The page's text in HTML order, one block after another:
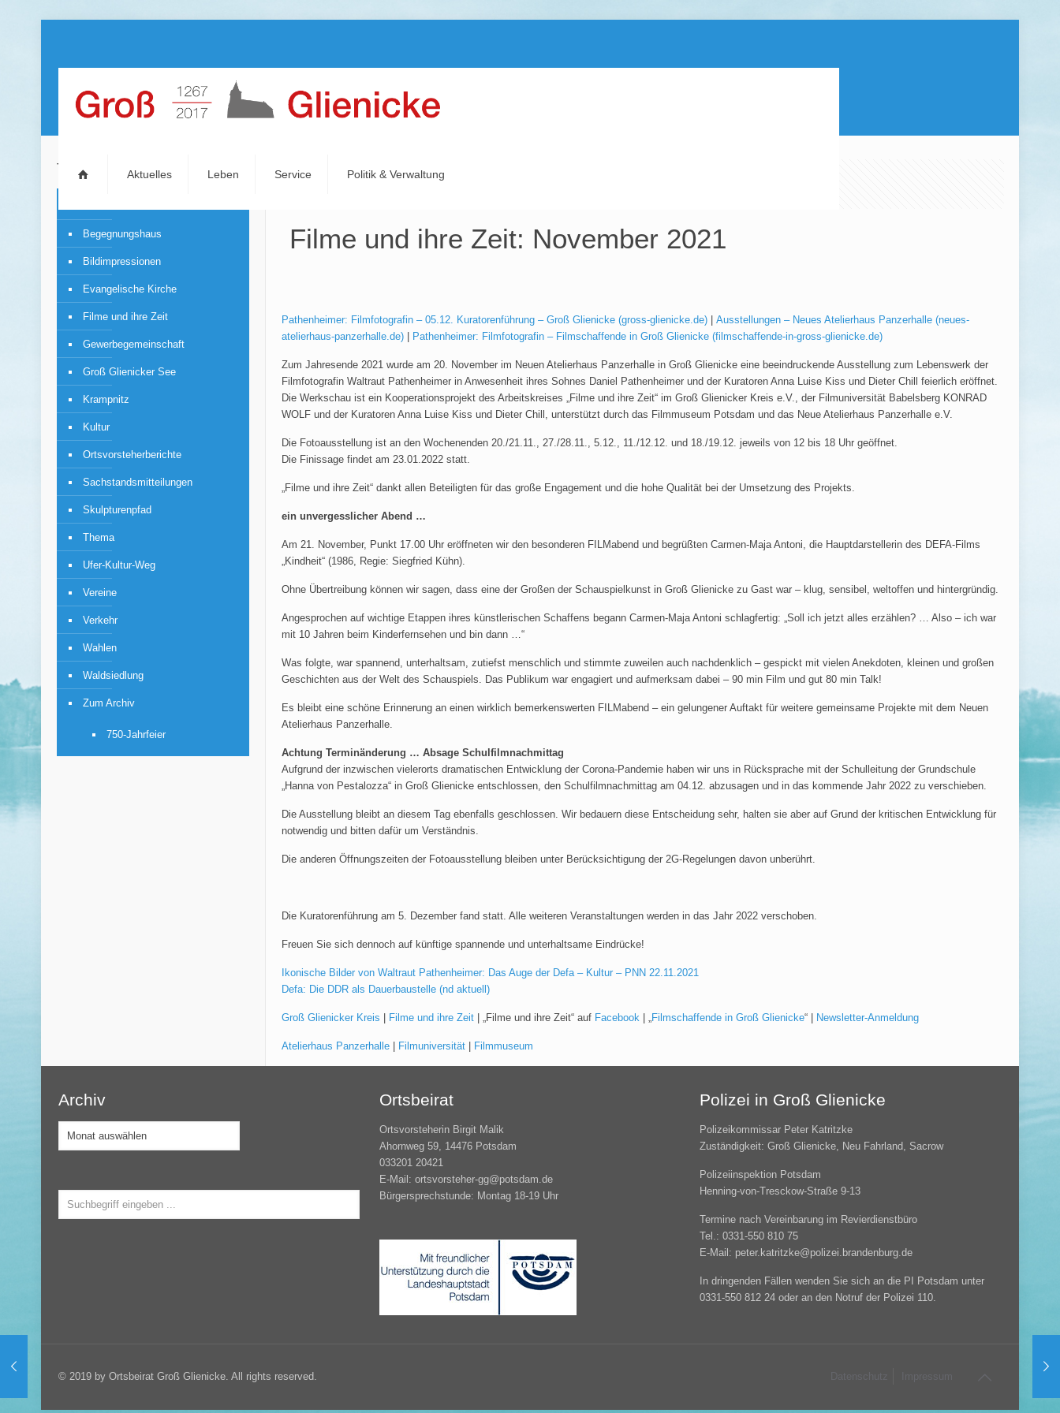
Aktuelles Leben Service Politik & Verwaltung
Filme und ihre Zeit: November 2021
Pathenheimer: Filmfotografin – 05.12. Kuratorenführung – Groß Glienicke (gross-glienicke.de)| Ausstellungen – Neues Atelierhaus Panzerhalle (neues-
atelierhaus-panzerhalle.de)| Pathenheimer: Filmfotografin – Filmschaffende in Groß Glienicke (filmschaffende-in-gross-glienicke.de)
Zum Jahresende 2021 wurde am 20. November im Neuen Atelierhaus Panzerhalle in Groß Glienicke eine beeindruckende Ausstellung zum Lebenswerk der
Filmfotografin Waltraut Pathenheimer in Anwesenheit ihres Sohnes Daniel Pathenheimer und der Kuratoren Anna Luise Kiss und Dieter Chill feierlich eröffnet.
Die Werkschau ist ein Kooperationsprojekt des Arbeitskreises „Filme und ihre Zeit“ im Groß Glienicker Kreis e.V., der Filmuniversität Babelsberg KONRAD
WOLF und der Kuratoren Anna Luise Kiss und Dieter Chill, unterstützt durch das Filmmuseum Potsdam und das Neue Atelierhaus Panzerhalle e.V.
Die Fotoausstellung ist an den Wochenenden 20./21.11., 27./28.11., 5.12., 11./12.12. und 18./19.12. jeweils von 12 bis 18 Uhr geöffnet.
Die Finissage findet am 23.01.2022 statt.
„Filme und ihre Zeit“ dankt allen Beteiligten für das große Engagement und die hohe Qualität bei der Umsetzung des Projekts.
ein unvergesslicher Abend …
Am 21. November, Punkt 17.00 Uhr eröffneten wir den besonderen FILMabend und begrüßten Carmen-Maja Antoni, die Hauptdarstellerin des DEFA-Films
„Kindheit“ (1986, Regie: Siegfried Kühn).
Ohne Übertreibung können wir sagen, dass eine der Großen der Schauspielkunst in Groß Glienicke zu Gast war – klug, sensibel, weltoffen und hintergründig.
Angesprochen auf wichtige Etappen ihres künstlerischen Schaffens begann Carmen-Maja Antoni schlagfertig: „Soll ich jetzt alles erzählen? … Also – ich war
mit 10 Jahren beim Kinderfernsehen und bin dann …“
Was folgte, war spannend, unterhaltsam, zutiefst menschlich und stimmte zuweilen auch nachdenklich – gespickt mit vielen Anekdoten, kleinen und großen
Geschichten aus der Welt des Schauspiels. Das Publikum war engagiert und aufmerksam dabei – 90 min Film und gut 80 min Talk!
Es bleibt eine schöne Erinnerung an einen wirklich bemerkenswerten FILMabend – ein gelungener Auftakt für weitere gemeinsame Projekte mit dem Neuen
Atelierhaus Panzerhalle.
Achtung Terminänderung … Absage Schulfilmnachmittag
Aufgrund der inzwischen vielerorts dramatischen Entwicklung der Corona-Pandemie haben wir uns in Rücksprache mit der Schulleitung der Grundschule
„Hanna von Pestalozza“ in Groß Glienicke entschlossen, den Schulfilmnachmittag am 04.12. abzusagen und in das kommende Jahr 2022 zu verschieben.
Die Ausstellung bleibt an diesem Tag ebenfalls geschlossen. Wir bedauern diese Entscheidung sehr, halten sie aber auf Grund der kritischen Entwicklung für
notwendig und bitten dafür um Verständnis.
Die anderen Öffnungszeiten der Fotoausstellung bleiben unter Berücksichtigung der 2G-Regelungen davon unberührt.
Die Kuratorenführung am 5. Dezember fand statt. Alle weiteren Veranstaltungen werden in das Jahr 2022 verschoben.
Freuen Sie sich dennoch auf künftige spannende und unterhaltsame Eindrücke!
Ikonische Bilder von Waltraut Pathenheimer: Das Auge der Defa – Kultur – PNN 22.11.2021
Defa: Die DDR als Dauerbaustelle (nd aktuell)
Groß Glienicker Kreis Filme und ihre Zeit| „Filme und ihre Zeit“ auf Facebook| „Filmschaffende in Groß Glienicke“ | Newsletter-Anmeldung
Atelierhaus Panzerhalle| Filmuniversität| Filmmuseum
Themen
Begegnungshaus
Bildimpressionen
Evangelische Kirche
Filme und ihre Zeit
Gewerbegemeinschaft
Groß Glienicker See
Krampnitz
Kultur
Ortsvorsteherberichte
Sachstandsmitteilungen
Skulpturenpfad
Thema
Ufer-Kultur-Weg
Vereine
Verkehr
Wahlen
Waldsiedlung
Zum Archiv
750-Jahrfeier
Archiv
Archiv
Ortsbeirat
Ortsvorsteherin Birgit Malik
Ahornweg 59, 14476 Potsdam
033201 20421
E-Mail: ortsvorsteher-gg@potsdam.de
Bürgersprechstunde: Montag 18-19 Uhr
Polizei in Groß Glienicke
Polizeikommissar Peter Katritzke
Zuständigkeit: Groß Glienicke, Neu Fahrland, Sacrow
Polizeiinspektion Potsdam
Henning-von-Tresckow-Straße 9-13
Termine nach Vereinbarung im Revierdienstbüro
Tel.: 0331-550 810 75
E-Mail: peter.katritzke@polizei.brandenburg.de
In dringenden Fällen wenden Sie sich an die PI Potsdam unter
0331-550 812 24 oder an den Notruf der Polizei 110.
© 2019 by Ortsbeirat Groß Glienicke. All rights reserved. Datenschutz Impressum